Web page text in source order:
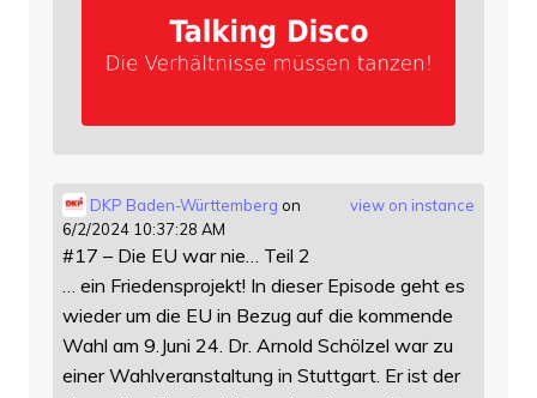
view on instance
DKP Baden-Württemberg on
6/2/2024 10:37:28 AM
#17 – Die EU war nie… Teil 2
… ein Friedensprojekt! In dieser Episode geht es
wieder um die EU in Bezug auf die kommende
Wahl am 9.Juni 24. Dr. Arnold Schölzel war zu
einer Wahlveranstaltung in Stuttgart. Er ist der